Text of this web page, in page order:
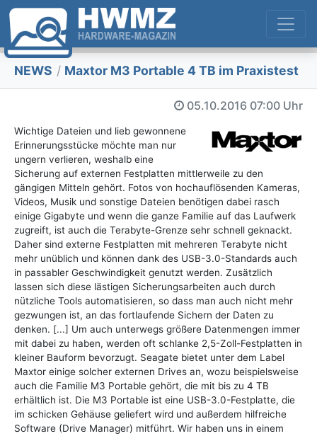
NEWS / Maxtor M3 Portable 4 TB im Praxistest
05.10.2016 07:00 Uhr
Wichtige Dateien und lieb gewonnene
Erinnerungsstücke möchte man nur
ungern verlieren, weshalb eine
Sicherung auf externen Festplatten mittlerweile zu den
gängigen Mitteln gehört. Fotos von hochauflösenden Kameras,
Videos, Musik und sonstige Dateien benötigen dabei rasch
einige Gigabyte und wenn die ganze Familie auf das Laufwerk
zugreift, ist auch die Terabyte-Grenze sehr schnell geknackt.
Daher sind externe Festplatten mit mehreren Terabyte nicht
mehr unüblich und können dank des USB-3.0-Standards auch
in passabler Geschwindigkeit genutzt werden. Zusätzlich
lassen sich diese lästigen Sicherungsarbeiten auch durch
nützliche Tools automatisieren, so dass man auch nicht mehr
gezwungen ist, an das fortlaufende Sichern der Daten zu
denken. [...] Um auch unterwegs größere Datenmengen immer
mit dabei zu haben, werden oft schlanke 2,5-Zoll-Festplatten in
kleiner Bauform bevorzugt. Seagate bietet unter dem Label
Maxtor einige solcher externen Drives an, wozu beispielsweise
auch die Familie M3 Portable gehört, die mit bis zu 4 TB
erhältlich ist. Die M3 Portable ist eine USB-3.0-Festplatte, die
im schicken Gehäuse geliefert wird und außerdem hilfreiche
Software (Drive Manager) mitführt. Wir haben uns in einem